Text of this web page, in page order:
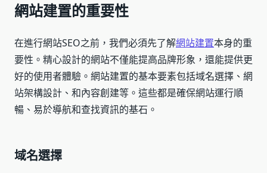
網站建置的重要性
在進行網站SEO之前，我們必須先了解網站建置本身的重
要性。精心設計的網站不僅能提高品牌形象，還能提供更
好的使用者體驗。網站建置的基本要素包括域名選擇、網
站架構設計、和內容創建等。這些都是確保網站運行順
暢、易於導航和查找資訊的基石。
域名選擇